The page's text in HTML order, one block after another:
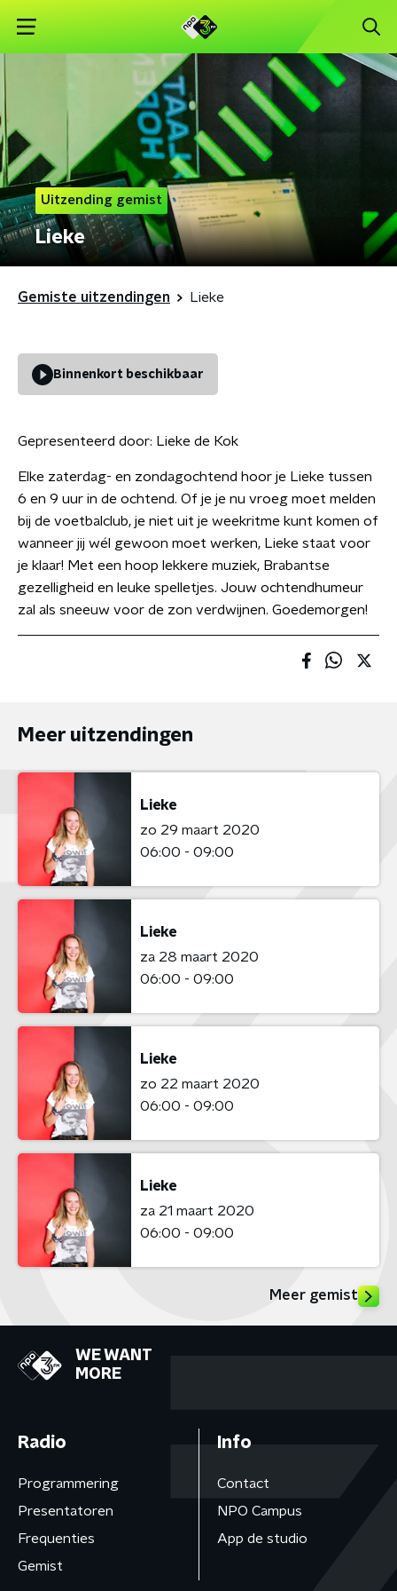
Uitzending gemist
Lieke
Gemiste uitzendingen Lieke
Binnenkort beschikbaar
Gepresenteerd door: Lieke de Kok
Elke zaterdag- en zondagochtend hoor je Lieke tussen
6 en 9 uur in de ochtend. Of je je nu vroeg moet melden
bij de voetbalclub, je niet uit je weekritme kunt komen of
wanneer jij wél gewoon moet werken, Lieke staat voor
je klaar! Met een hoop lekkere muziek, Brabantse
gezelligheid en leuke spelletjes. Jouw ochtendhumeur
zal als sneeuw voor de zon verdwijnen. Goedemorgen!
Meer uitzendingen
Lieke
zo 29 maart 2020
06:00 - 09:00
Lieke
za 28 maart 2020
06:00 - 09:00
Lieke
zo 22 maart 2020
06:00 - 09:00
Lieke
za 21 maart 2020
06:00 - 09:00
Meer gemist
WE WANT
MORE
Radio
Programmering
Presentatoren
Frequenties
Gemist
Info
Contact
NPO Campus
App de studio